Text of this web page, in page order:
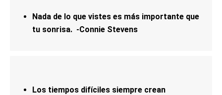
Nada de lo que vistes es más importante que
tu sonrisa. -Connie Stevens
Los tiempos difíciles siempre crean